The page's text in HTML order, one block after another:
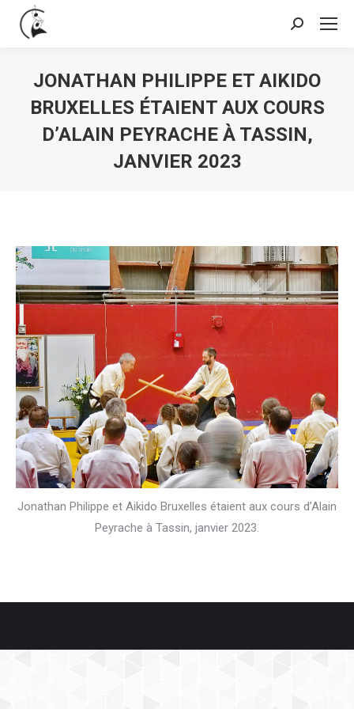
Search:
JONATHAN PHILIPPE ET AIKIDO
BRUXELLES ÉTAIENT AUX COURS
D’ALAIN PEYRACHE À TASSIN,
JANVIER 2023
Jonathan Philippe et Aikido Bruxelles étaient aux cours d’Alain
Peyrache à Tassin, janvier 2023.